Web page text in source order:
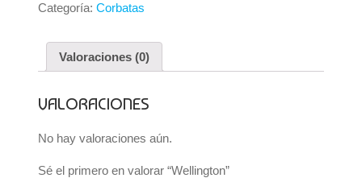
Categoría: Corbatas
Valoraciones (0)
VALORACIONES
No hay valoraciones aún.
Sé el primero en valorar “Wellington”